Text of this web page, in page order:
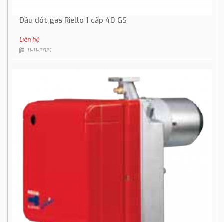
Đầu đốt gas Riello 1 cấp 40 GS
Liên hệ
11-11-2021